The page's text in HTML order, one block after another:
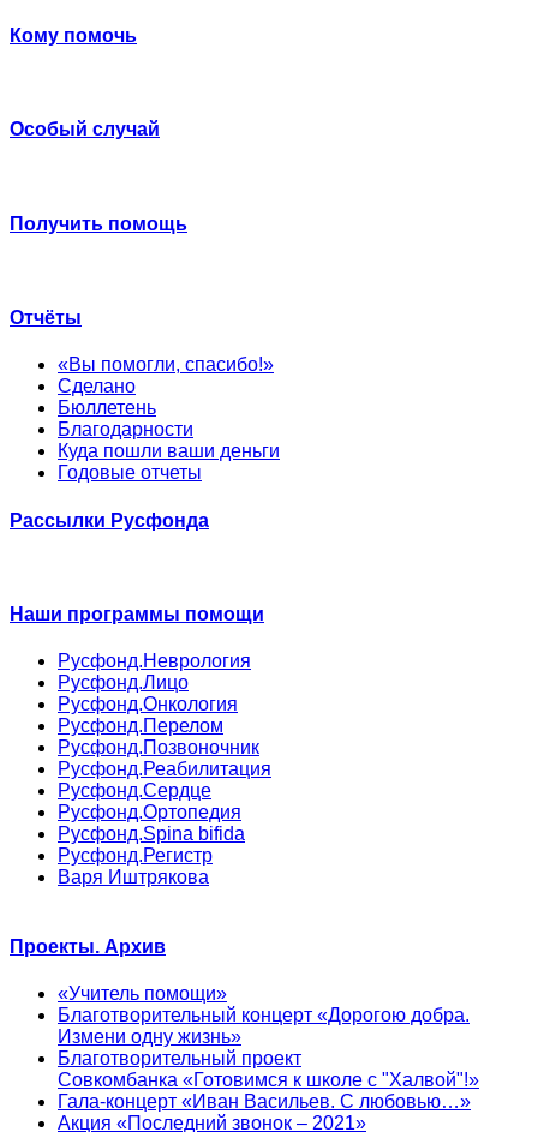
Кому помочь
Особый случай
Получить помощь
Отчёты
«Вы помогли, спасибо!»
Сделано
Бюллетень
Благодарности
Куда пошли ваши деньги
Годовые отчеты
Рассылки Русфонда
Наши программы помощи
Русфонд.Неврология
Русфонд.Лицо
Русфонд.Онкология
Русфонд.Перелом
Русфонд.Позвоночник
Русфонд.Реабилитация
Русфонд.Сердце
Русфонд.Ортопедия
Русфонд.Spina bifida
Русфонд.Регистр
Варя Иштрякова
Проекты. Архив
«Учитель помощи»
Благотворительный концерт «Дорогою добра.
Измени одну жизнь»
Благотворительный проект
Совкомбанка «Готовимся к школе с "Халвой"!»
Гала-концерт «Иван Васильев. С любовью…»
Акция «Последний звонок – 2021»